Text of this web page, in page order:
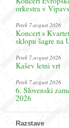
orkestra v
Petek 7.avgust 2026
Koncert s
sklopu šagre na
Petek 7.avgust 2026
Kašev letni vrt
Petek 7.avgust 2026
6. Slovenski
2026
Razstave